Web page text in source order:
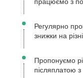
працюємо з
Регулярно
знижки на
Пропонуємо
післяплатою